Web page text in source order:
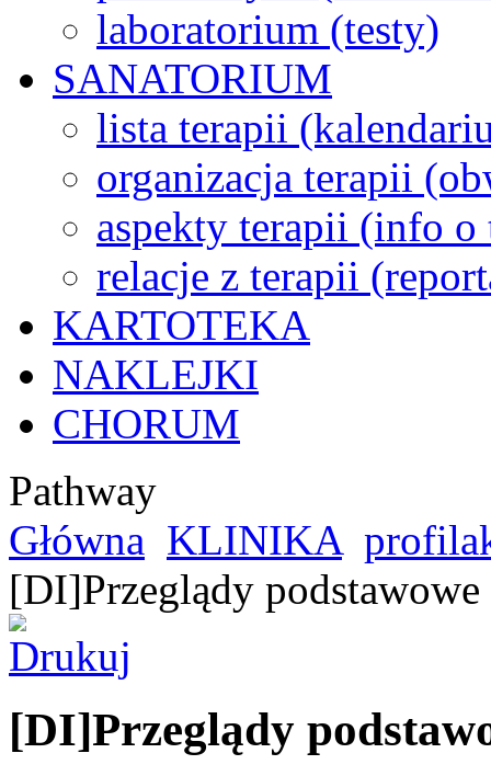
laboratorium (testy)
SANATORIUM
lista terapii
organizacja terapii
aspekty terapii (info o
relacje z terapii
KARTOTEKA
NAKLEJKI
CHORUM
Pathway
Główna KLINIKA
[DI]Przeglądy
[DI]Przeglądy